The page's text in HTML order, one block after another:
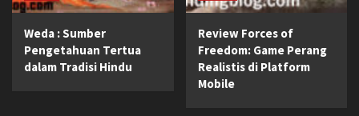
Weda : Sumber
Pengetahuan Tertua
dalam Tradisi Hindu
Review Forces of
Freedom: Game Perang
Realistis di Platform
Mobile